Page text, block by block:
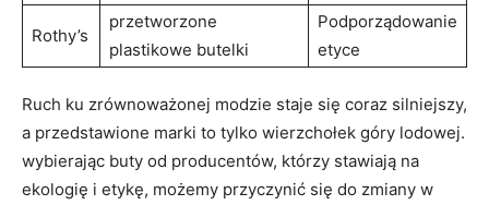
Rothy’s
przetworzone
plastikowe butelki
Podporządowanie
etyce
Ruch ku zrównoważonej modzie staje się coraz silniejszy,
a przedstawione marki to tylko wierzchołek góry lodowej.
wybierając buty od producentów, którzy stawiają na
ekologię i etykę, możemy przyczynić się do zmiany w